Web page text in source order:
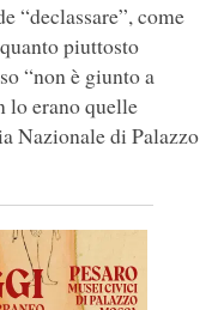
“declassare”, come
piuttosto
“non è giunto a
lo erano quelle
Nazionale di Palazzo